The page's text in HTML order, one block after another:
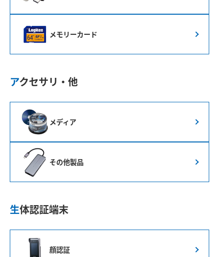
メモリーカード
アクセサリ・他
メディア
その他製品
生体認証端末
顔認証